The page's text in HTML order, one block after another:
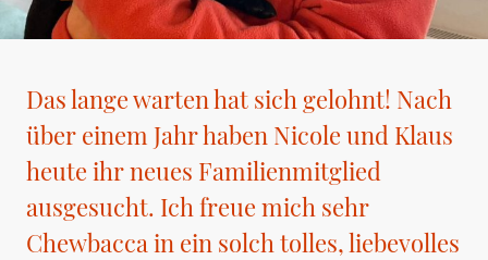
Das lange warten hat sich gelohnt! Nach
über einem Jahr haben Nicole und Klaus
heute ihr neues Familienmitglied
ausgesucht. Ich freue mich sehr
Chewbacca in ein solch tolles, liebevolles